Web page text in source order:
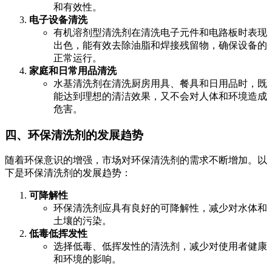
和有效性。
电子设备清洗
有机溶剂型清洗剂在清洗电子元件和电路板时表现
出色，能有效去除油脂和焊接残留物，确保设备的
正常运行。
家庭和日常用品清洗
水基清洗剂在清洗厨房用具、餐具和日用品时，既
能达到理想的清洁效果，又不会对人体和环境造成
危害。
四、环保清洗剂的发展趋势
随着环保意识的增强，市场对环保清洗剂的需求不断增加。以
下是环保清洗剂的发展趋势：
可降解性
环保清洗剂应具有良好的可降解性，减少对水体和
土壤的污染。
低毒低挥发性
选择低毒、低挥发性的清洗剂，减少对使用者健康
和环境的影响。